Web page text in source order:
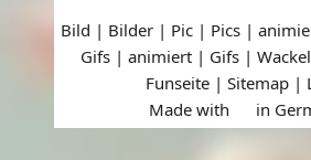
Bild | Bilder | Pic | Pics |
Gifs | animiert | Gifs |
Funseite | Sitemap |
Made with
in